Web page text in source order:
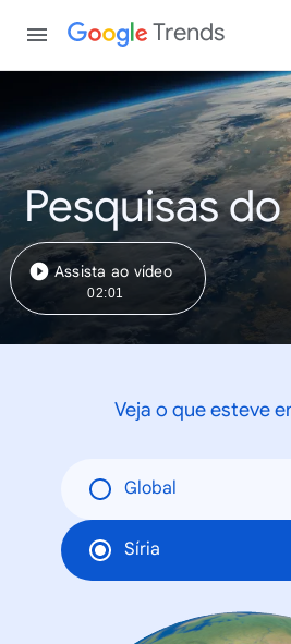
Trends
Pesquisas
Assista ao vídeo
02:01
Veja o que esteve
Global
Síria